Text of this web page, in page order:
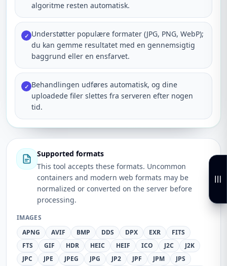
algoritme resten automatisk.
✓ Understøtter populære formater (JPG, PNG, WebP);
du kan gemme resultatet med en gennemsigtig
baggrund eller en ensfarvet.
✓ Behandlingen udføres automatisk, og dine
uploadede filer slettes fra serveren efter nogen
tid.
Supported formats
This tool accepts these formats. Uncommon
containers and modern web formats may be
normalized or converted on the server before
processing.
IMAGES
APNG
AVIF BMP DDS DPX EXR
FITS
FTS
GIF HDR HEIC HEIF ICO J2C
J2K
JPC
JPE JPEG JPG JP2 JPF JPM
JPS